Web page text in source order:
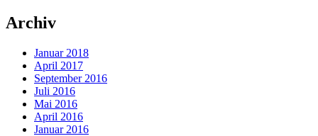
Archiv
Januar 2018
April 2017
September 2016
Juli 2016
Mai 2016
April 2016
Januar 2016